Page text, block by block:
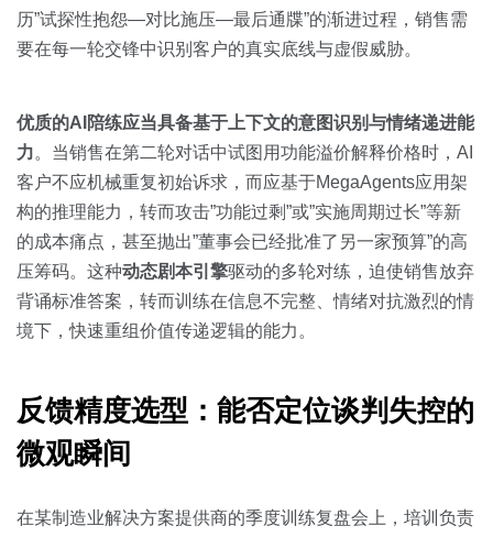
历”试探性抱怨—对比施压—最后通牒”的渐进过程，销售需
要在每一轮交锋中识别客户的真实底线与虚假威胁。
优质的AI陪练应当具备基于上下文的意图识别与情绪递进能
力。当销售在第二轮对话中试图用功能溢价解释价格时，AI
客户不应机械重复初始诉求，而应基于MegaAgents应用架
构的推理能力，转而攻击”功能过剩”或”实施周期过长”等新
的成本痛点，甚至抛出”董事会已经批准了另一家预算”的高
压筹码。这种动态剧本引擎驱动的多轮对练，迫使销售放弃
背诵标准答案，转而训练在信息不完整、情绪对抗激烈的情
境下，快速重组价值传递逻辑的能力。
反馈精度选型：能否定位谈判失控的
微观瞬间
在某制造业解决方案提供商的季度训练复盘会上，培训负责